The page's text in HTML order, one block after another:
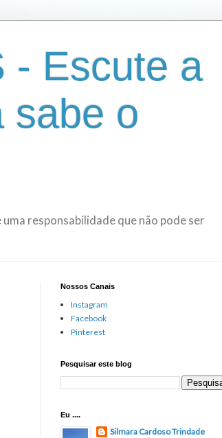
- Escute a
sabe o
responsabilidade que não pode ser
Nossos Canais
Instagram
Facebook
Pinterest
Pesquisar este blog
Eu ....
Silmara Cardoso Trindade